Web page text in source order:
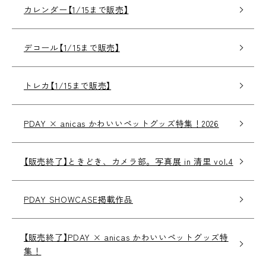
カレンダー【1/15まで販売】
デコール【1/15まで販売】
トレカ【1/15まで販売】
PDAY × anicas かわいいペットグッズ特集！2026
【販売終了】ときどき、カメラ部。写真展 in 清里 vol.4
PDAY SHOWCASE掲載作品
【販売終了】PDAY × anicas かわいいペットグッズ特
集！